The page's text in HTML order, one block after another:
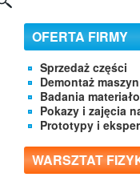
OFERTA FIRMY
Sprzedaż części
Demontaż
Badania
Pokazy i zajęcia
Prototypy i
WARSZTAT